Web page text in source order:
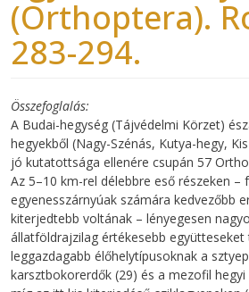
(Orthoptera).
283-294.
Összefoglalás
A Budai-hegység (Tájvédelmi Körzet)
hegyekből (Nagy-Szénás, Kutya-hegy,
jó kutatottsága ellenére csupán 57
Az 5–10 km-rel délebbre eső részeken –
egyenesszárnyúak számára kedvezőbb
kiterjedtebb voltának – lényegesen
állatföldrajzilag értékesebb együtteseket
leggazdagabb élőhelytípusoknak a
karsztbokorerdők (29) és a mezofil